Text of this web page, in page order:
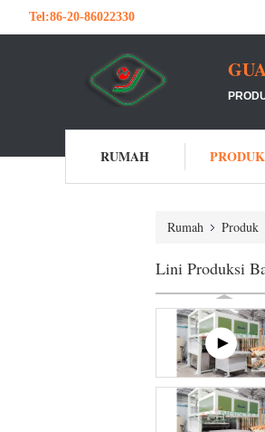
Tel:86-20-86022330
RUMAH PRODUK
Rumah Produk
Lini Produksi